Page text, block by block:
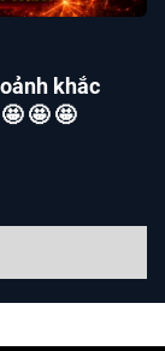
khắc
🤩 🤩